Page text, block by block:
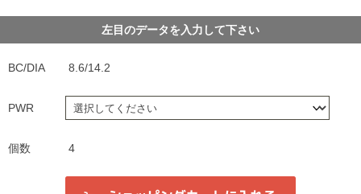
左目のデータを入力して下さい
BC/DIA 8.6/14.2
PWR
個数 4